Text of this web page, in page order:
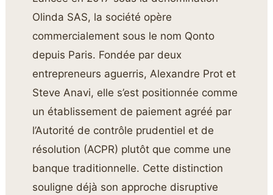
Olinda SAS, la société opère
commercialement sous le nom Qonto
depuis Paris. Fondée par deux
entrepreneurs aguerris, Alexandre Prot et
Steve Anavi, elle s’est positionnée comme
un établissement de paiement agréé par
l’Autorité de contrôle prudentiel et de
résolution (ACPR) plutôt que comme une
banque traditionnelle. Cette distinction
souligne déjà son approche disruptive